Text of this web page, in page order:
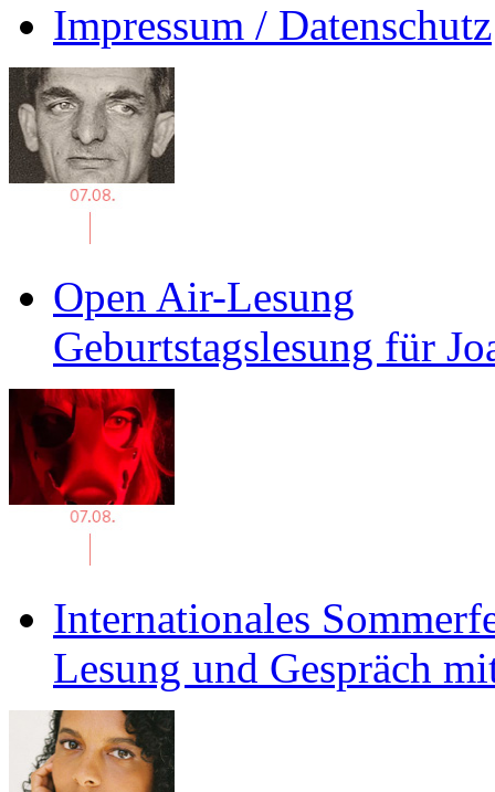
Impressum / Datenschutz
Open Air-Lesung
Geburtstagslesung für
Internationales
Lesung und Gespräch